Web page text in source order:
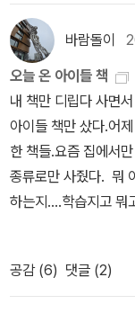
년 후년에 엄청 좋단
를......좋은 얘기 들으
고왔다. 엄마는 산에
잠시 차를 세워 간단
다. 들로 산으로 다니
물들이눈에 밟히신
으로 돌아왔다. 그날
회, 유치원에서 5월 가
고 더 잘 챙겨야겠다
운동장으로 갔다. 오
다시 내리기 시작했
를 밝히는 등불'이라
의 인생을 바꾸는 모
에서 빌려보았던 책
평생 독서 계획을 세
ㄴ님이 생일 선물로
이 좋겠다고 결정하
하게 되지 않을까 싶
다.7살이 된 현준이
수학이 더 좋다고 하
속해서 해법꼬마수
탄에서 나온 것인데
바람돌이
오늘 온 아이들 책
내 책만 디립다 사면
아이들 책만 샀다.어
한 책들.요즘 집에서
종류로만 사줬다. 뭐
하는지....학습지고 뭐
하다 그만두겠지 싶
다 해치운다.물론 옆
양식의 문제들을 푸
공감 (6) 댓글 (2)